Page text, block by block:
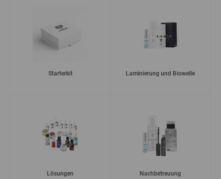
Starterkit Laminierung und Biowelle
Lösungen Nachbetreuung